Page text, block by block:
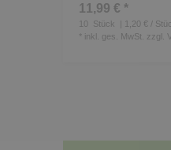
11,99 € *
10 Stück
| 1,20 € /
* inkl. ges. MwSt. zzgl.